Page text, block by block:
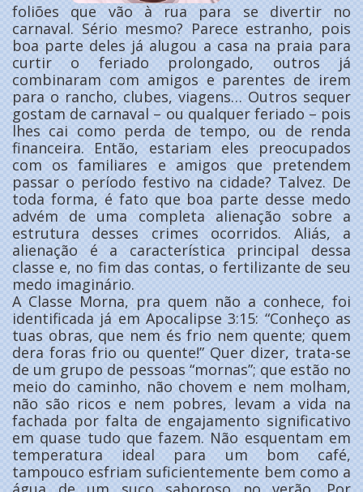
foliões que vão à rua para se divertir no
carnaval. Sério mesmo? Parece estranho, pois
boa parte deles já alugou a casa na praia para
curtir o feriado prolongado, outros já
combinaram com amigos e parentes de irem
para o rancho, clubes, viagens… Outros sequer
gostam de carnaval – ou qualquer feriado – pois
lhes cai como perda de tempo, ou de renda
financeira. Então, estariam eles preocupados
com os familiares e amigos que pretendem
passar o período festivo na cidade? Talvez. De
toda forma, é fato que boa parte desse medo
advém de uma completa alienação sobre a
estrutura desses crimes ocorridos. Aliás, a
alienação é a característica principal dessa
classe e, no fim das contas, o fertilizante de seu
medo imaginário.
A Classe Morna, pra quem não a conhece, foi
identificada já em Apocalipse 3:15: “Conheço as
tuas obras, que nem és frio nem quente; quem
dera foras frio ou quente!” Quer dizer, trata-se
de um grupo de pessoas “mornas”; que estão no
meio do caminho, não chovem e nem molham,
não são ricos e nem pobres, levam a vida na
fachada por falta de engajamento significativo
em quase tudo que fazem. Não esquentam em
temperatura ideal para um bom café,
tampouco esfriam suficientemente bem como a